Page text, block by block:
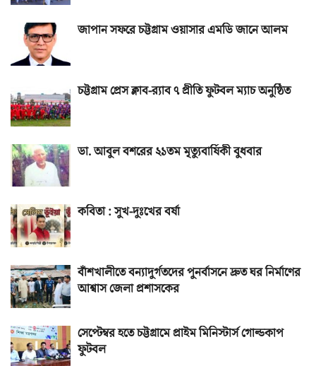
জাপান সফরে চট্টগ্রাম ওয়াসার এমডি জানে আলম
চট্টগ্রাম প্রেস ক্লাব-র‌্যাব ৭ প্রীতি ফুটবল ম্যাচ অনুষ্ঠিত
ডা. আবুল বশরের ২১তম মৃত্যুবার্ষিকী বুধবার
কবিতা : সুখ-দুঃখের বর্ষা
বাঁশখালীতে বন্যাদুর্গতদের পুনর্বাসনে দ্রুত ঘর নির্মাণের
আশ্বাস জেলা প্রশাসকের
সেপ্টেম্বর হতে চট্টগ্রামে প্রাইম মিনিস্টার্স গোল্ডকাপ
ফুটবল